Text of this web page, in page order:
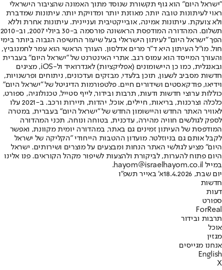
"ישראל היום" הוא גוף תקשורת שנוסד מתוך האמונה שהציבור הישראלי
ראוי לעיתונות טובה יותר, מאוזנת יותר ומדויקת יותר. עיתונות שמדברת
ולא צועקת. עיתונות אמינה, אובייקטיבית ועניינית. עיתונות אחרת וללא
תשלום. המהדורה המודפסת הראשונה פורסמה ב-30 ביולי 2007, וב-2010
הפך "ישראל היום" לעיתון הישראלי בעל שיעור החשיפה הגבוה ביותר בימי
חול. מו"ל העיתון היא ד"ר מרים אדלסון. העורך הראשי הוא עמר לחמנוביץ,
והעורך המייסד הוא עמוס רגב. אתרי האינטרנט של "ישראל היום" בעברית
ובאנגלית, כמו כן היישומונים (אפליקציות) לאנדרואיד ול-iOS, מציגים
חדשות מסביב לשעון, תוכן בלעדי, מבזקים ועדכונים, ניתוחים ופרשנויות,
וידיאו, פודקאסטים ושידורים חיים. פלטפורמות הדיגיטל של "ישראל היום"
כוללות ערוצי חדשות ודעות, תרבות ובידור, לייף סטייל, טכנולוגיה, ספורט,
כלכלה וצרכנות, בריאות, חיילים, אוכל, יהדות, תיירות ורכב. ב-2021 עלו
לאוויר האתר החדש והיישומון החדש של "ישראל היום" בעברית, במטרה
לספק לגולשים חוויה מהירה, עדכנית, בטוחה ונוחה. תכני המהדורה
המודפסת של העיתון זמינים גם באתר, במהדורה יומית מקוונת, ואפשר
לקבל אותם גם בניוזלטר. מועדון ההטבות הייחודי "הקליקה של ישראל
היום" מציע לגולשי האתר הנחות ומבצעים על מוצרים ושירותים. ישראל
היום פתוח להערות, לביקורת ולהצעות לשיפור מקהל הקוראים. פנו אלינו
במייל hayom@israelhayom.co.il.
יום שבת, 18.4.2026
א' באייר תשפ"ו
חדשות
דעות
ספורט
ForReal
תרבות ובידור
אוכל
מגזין
אנחנו מגייסים
English
X